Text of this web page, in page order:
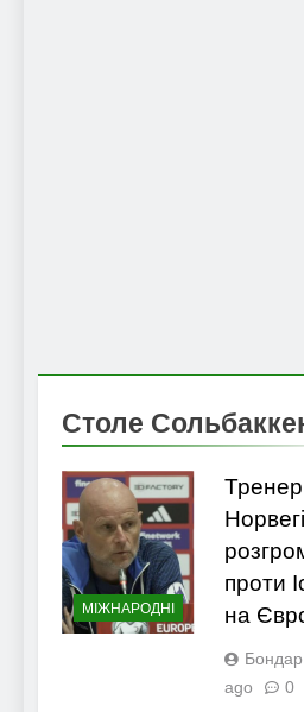
Столе
МІЖНАРОДНІ
Тренер
проти
на
Бондар
ago
0